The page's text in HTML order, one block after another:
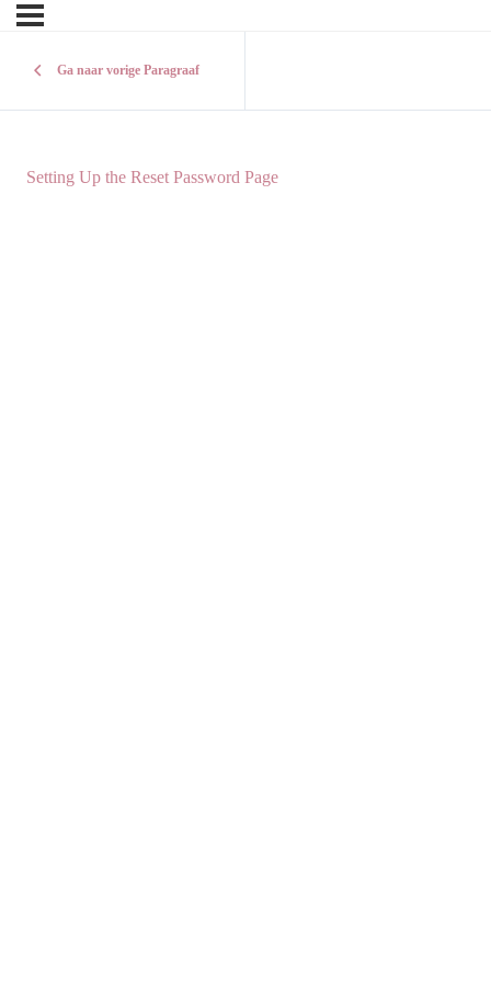
Ga naar vorige Paragraaf
Setting Up the Reset Password Page